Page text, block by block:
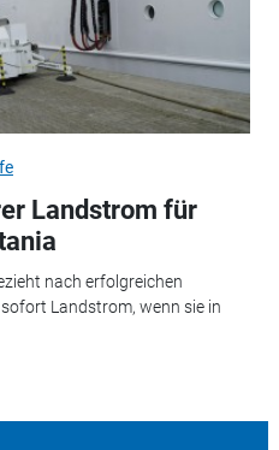
Landstrom für
nach erfolgreichen
Landstrom, wenn sie in